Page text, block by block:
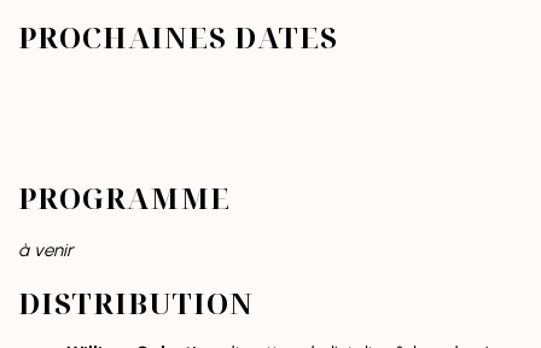
PROCHAINES DATES
PROGRAMME
à venir
DISTRIBUTION